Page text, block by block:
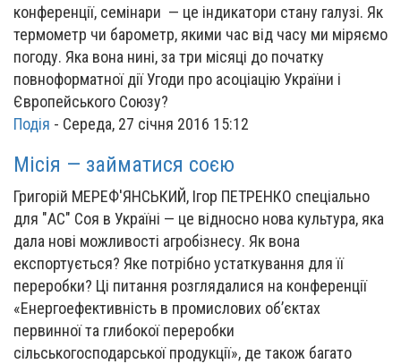
конференції, семінари — це індикатори стану галузі. Як
термометр чи барометр, якими час від часу ми міряємо
погоду. Яка вона нині, за три місяці до початку
повноформатної дії Угоди про асоціацію України і
Європейського Союзу?
Подія - Середа, 27 січня 2016 15:12
Місія — займатися соєю
Григорій МЕРЕФ'ЯНСЬКИЙ, Ігор ПЕТРЕНКО спеціально
для "АС" Соя в Україні — це відносно нова культура, яка
дала нові можливості агробізнесу. Як вона
експортується? Яке потрібно устаткування для її
переробки? Ці питання розглядалися на конференції
«Енергоефективність в промислових об’єктах
первинної та глибокої переробки
сільськогосподарської продукції», де також багато